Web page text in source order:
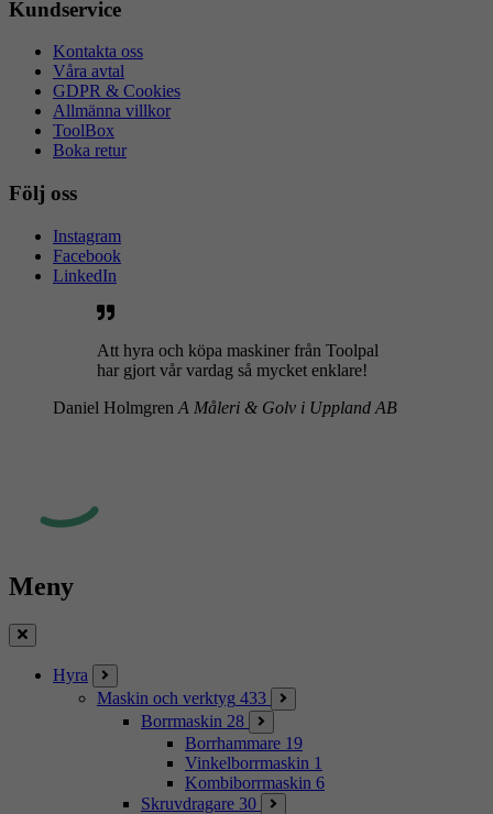
Kundservice
Kontakta oss
Våra avtal
GDPR & Cookies
Allmänna villkor
ToolBox
Boka retur
Följ oss
Instagram
Facebook
LinkedIn
Att hyra och köpa maskiner från Toolpal
har gjort vår vardag så mycket enklare!
Daniel Holmgren A Måleri & Golv i Uppland AB
Meny
Stäng
Hyra
Maskin och verktyg 433
Borrmaskin 28
Borrhammare 19
Vinkelborrmaskin 1
Kombiborrmaskin 6
Skruvdragare 30